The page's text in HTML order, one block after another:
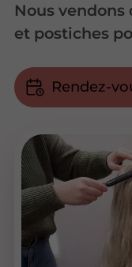
Nous
et postiches
Rendez-